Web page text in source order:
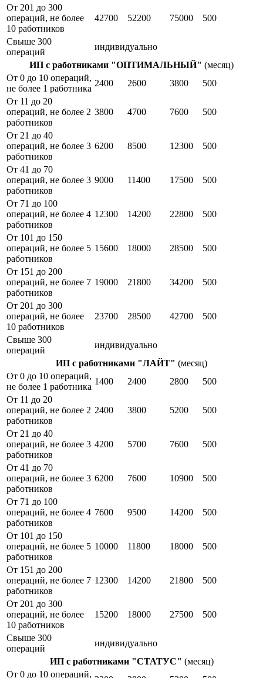
От 201 до 300
операций, не более
10 работников
42700 52200 75000 500
Свыше 300
операций
индивидуально
ИП с работниками "ОПТИМАЛЬНЫЙ" (месяц)
От 0 до 10 операций,
не более 1 работника
2400 2600 3800
500
От 11 до 20
операций, не более 2
работников
3800 4700 7600 500
От 21 до 40
операций, не более 3
работников
6200 8500 12300 500
От 41 до 70
операций, не более 3
работников
9000 11400 17500 500
От 71 до 100
операций, не более 4
работников
12300 14200 22800 500
От 101 до 150
операций, не более 5
работников
15600 18000 28500 500
От 151 до 200
операций, не более 7
работников
19000 21800 34200 500
От 201 до 300
операций, не более
10 работников
23700 28500 42700 500
Свыше 300
операций
индивидуально
ИП с работниками "ЛАЙТ" (месяц)
От 0 до 10 операций,
не более 1 работника
1400 2400 2800
500
От 11 до 20
операций, не более 2
работников
2400 3800 5200 500
От 21 до 40
операций, не более 3
работников
4200 5700 7600 500
От 41 до 70
операций, не более 3
работников
6200 7600 10900 500
От 71 до 100
операций, не более 4
работников
7600 9500 14200 500
От 101 до 150
операций, не более 5
работников
10000 11800 18000 500
От 151 до 200
операций, не более 7
работников
12300 14200 21800 500
От 201 до 300
операций, не более
10 работников
15200 18000 27500 500
Свыше 300
операций
индивидуально
ИП с работниками "СТАТУС" (месяц)
От 0 до 10 операций,